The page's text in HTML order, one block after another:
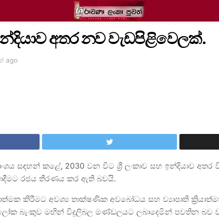
අතර නව වැඩපිළිවෙලක්.
ago
සඳහන් කළේ, 2030 වන විට ශ්‍රී ලංකාව සහ ඉන්දියාව අතර
රජය තීරණය කර ඇති බවයි.
කිරීමට අවශ්‍ය තාක්ෂණික අවබෝධය සහ ව්‍යාපෘති
බැංකුව මඟින් විදුලිබල මණ්ඩලයට ලබාදෙමින් පවතින බව